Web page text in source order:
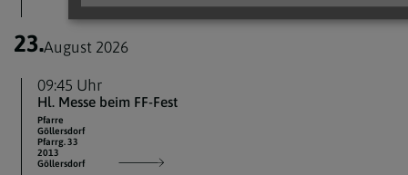
23.August 2026
09:45 Uhr
Hl. Messe beim FF-Fest
Pfarre
Göllersdorf
Pfarrg. 33
2013
Göllersdorf